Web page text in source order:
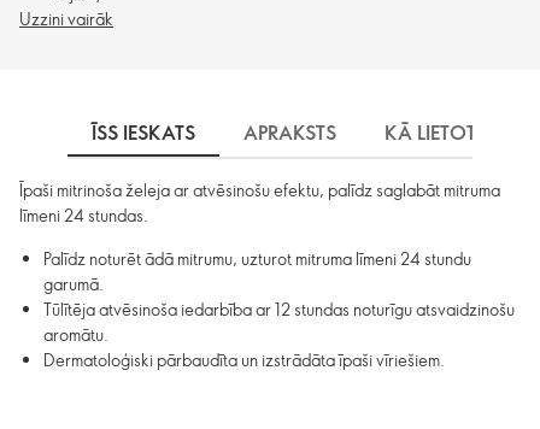
Uzzini vairāk
ĪSS IESKATS APRAKSTS KĀ LIETOT
Īpaši mitrinoša želeja ar atvēsinošu efektu, palīdz saglabāt mitruma
līmeni 24 stundas.
Palīdz noturēt ādā mitrumu, uzturot mitruma līmeni 24 stundu
garumā.
Tūlītēja atvēsinoša iedarbība ar 12 stundas noturīgu atsvaidzinošu
aromātu.
Dermatoloģiski pārbaudīta un izstrādāta īpaši vīriešiem.